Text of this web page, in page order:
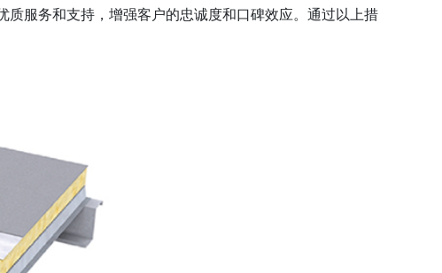
服务和支持，增强客户的忠诚度和口碑效应。通过以上措